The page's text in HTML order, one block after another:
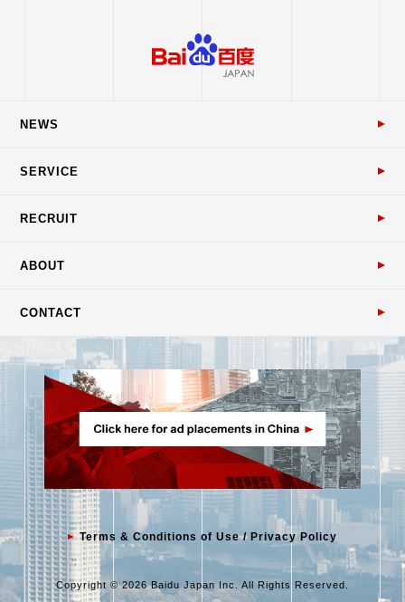
NEWS
SERVICE
RECRUIT
ABOUT
CONTACT
Terms & Conditions of Use / Privacy Policy
Copyright © 2026 Baidu Japan Inc. All Rights Reserved.